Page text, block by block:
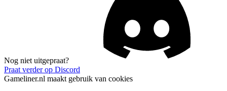
Nog niet uitgepraat?
Praat verder op Discord
Gameliner.nl maakt gebruik van cookies